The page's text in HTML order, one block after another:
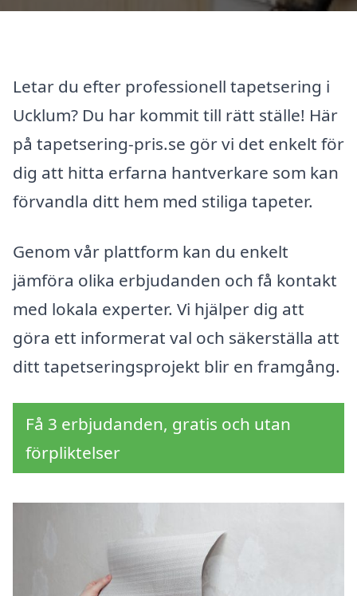
Letar du efter professionell tapetsering i
Ucklum? Du har kommit till rätt ställe! Här
på tapetsering-pris.se gör vi det enkelt för
dig att hitta erfarna hantverkare som kan
förvandla ditt hem med stiliga tapeter.
Genom vår plattform kan du enkelt
jämföra olika erbjudanden och få kontakt
med lokala experter. Vi hjälper dig att
göra ett informerat val och säkerställa att
ditt tapetseringsprojekt blir en framgång.
Få 3 erbjudanden, gratis och utan
förpliktelser